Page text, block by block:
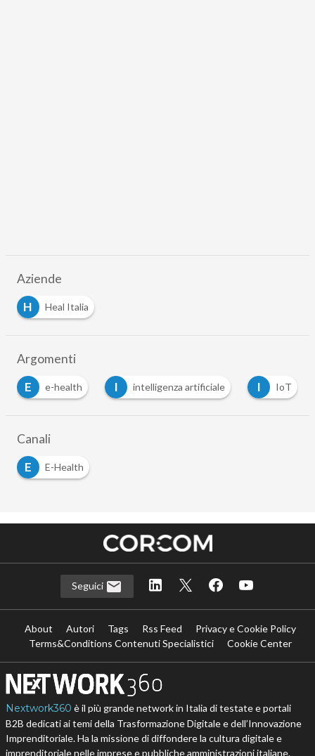
Aziende
H
Heal Italia
Argomenti
E
e-health intelligenza artificiale IoT
Canali
E
E-Health
Seguici
About Autori Tags Rss Feed
Privacy e Cookie Policy
Terms&Conditions Contenuti Specialistici
Cookie Center
Nextwork360 è il più grande network in Italia di testate e portali
B2B dedicati ai temi della Trasformazione Digitale e dell’Innovazione
Imprenditoriale. Ha la missione di diffondere la cultura digitale e
imprenditoriale nelle imprese e pubbliche amministrazioni italiane.